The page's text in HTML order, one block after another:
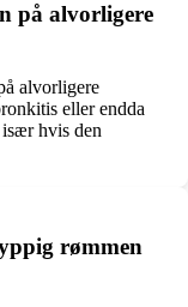
på alvorligere
alvorligere
eller endda
hvis den
rømmen